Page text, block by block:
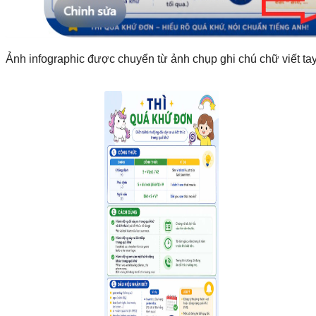
Ảnh infographic được chuyển từ ảnh chụp ghi chú chữ viết